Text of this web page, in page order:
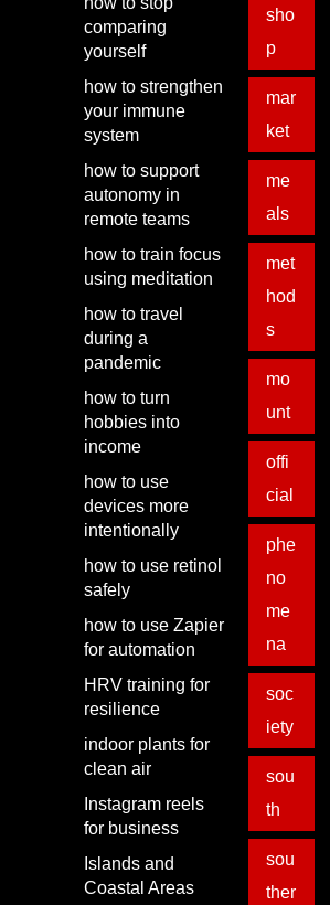
comparing
yourself
how to strengthen
your immune
system
how to support
autonomy in
remote teams
how to train focus
using meditation
how to travel
during a
pandemic
how to turn
hobbies into
income
how to use
devices more
intentionally
how to use retinol
safely
how to use Zapier
for automation
HRV training for
resilience
indoor plants for
clean air
Instagram reels
for business
Islands and
Coastal Areas
sho
p
mar
ket
me
als
met
hod
s
mo
unt
offi
cial
phe
no
me
na
soc
iety
sou
th
sou
ther